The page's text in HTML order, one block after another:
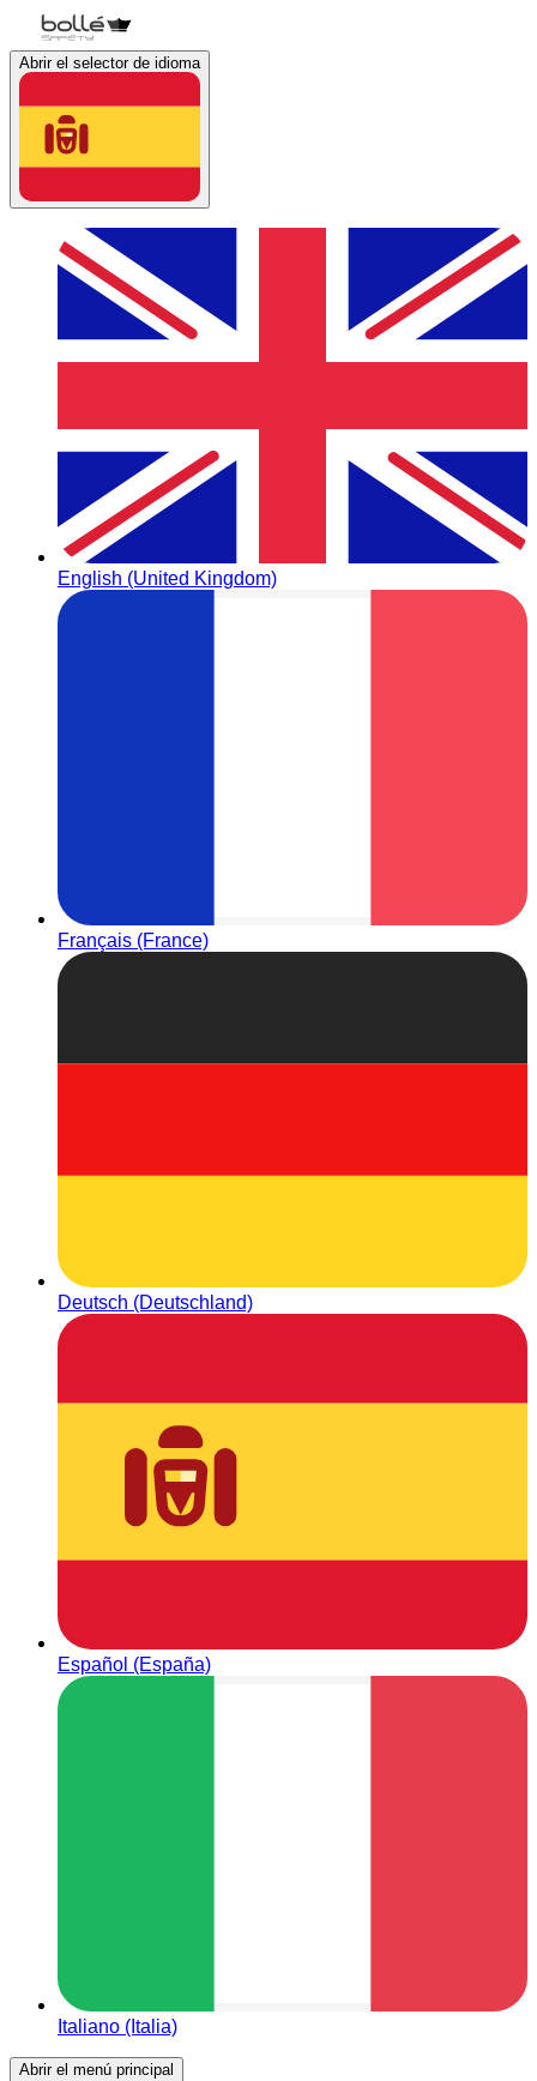
Abrir el selector de idioma
English (United Kingdom)
Français (France)
Deutsch (Deutschland)
Español (España)
Italiano (Italia)
Abrir el menú principal